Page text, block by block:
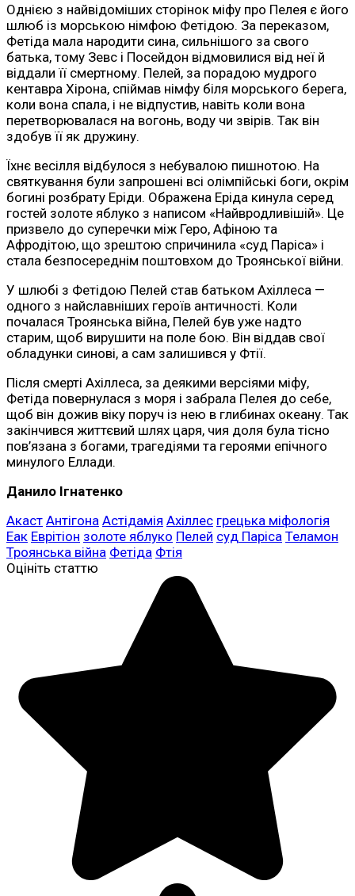
Однією з найвідоміших сторінок міфу про Пелея є його
шлюб із морською німфою Фетідою. За переказом,
Фетіда мала народити сина, сильнішого за свого
батька, тому Зевс і Посейдон відмовилися від неї й
віддали її смертному. Пелей, за порадою мудрого
кентавра Хірона, спіймав німфу біля морського берега,
коли вона спала, і не відпустив, навіть коли вона
перетворювалася на вогонь, воду чи звірів. Так він
здобув її як дружину.
Їхнє весілля відбулося з небувалою пишнотою. На
святкування були запрошені всі олімпійські боги, окрім
богині розбрату Еріди. Ображена Еріда кинула серед
гостей золоте яблуко з написом «Найвродливішій». Це
призвело до суперечки між Геро, Афіною та
Афродітою, що зрештою спричинила «суд Паріса» і
стала безпосереднім поштовхом до Троянської війни.
У шлюбі з Фетідою Пелей став батьком Ахіллеса —
одного з найславніших героїв античності. Коли
почалася Троянська війна, Пелей був уже надто
старим, щоб вирушити на поле бою. Він віддав свої
обладунки синові, а сам залишився у Фтії.
Після смерті Ахіллеса, за деякими версіями міфу,
Фетіда повернулася з моря і забрала Пелея до себе,
щоб він дожив віку поруч із нею в глибинах океану. Так
закінчився життєвий шлях царя, чия доля була тісно
пов’язана з богами, трагедіями та героями епічного
минулого Еллади.
Данило Ігнатенко
Акаст Антігона Астідамія Ахіллес грецька міфологія
Еак Еврітіон золоте яблуко Пелей суд Паріса Теламон
Троянська війна Фетіда Фтія
Оцініть статтю